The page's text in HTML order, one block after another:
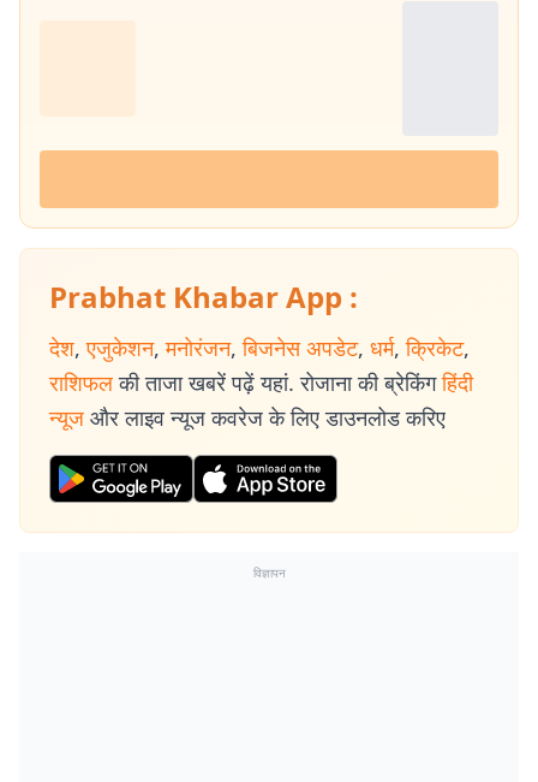
Prabhat Khabar App :
देश, एजुकेशन, मनोरंजन, बिजनेस अपडेट, धर्म, क्रिकेट,
राशिफल की ताजा खबरें पढ़ें यहां. रोजाना की ब्रेकिंग हिंदी
न्यूज और लाइव न्यूज कवरेज के लिए डाउनलोड करिए
विज्ञापन